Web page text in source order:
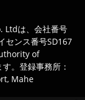
Ltdは、会社番号
センス番号SD167
of
。登録事務所：
Mahe